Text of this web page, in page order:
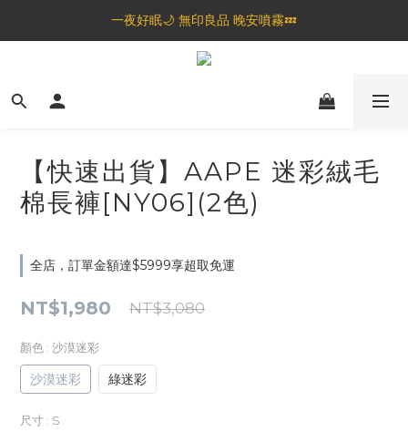
🦟蚊蟲都逃不過！可折疊伸縮電拍⚡️
一夜好眠🌙 無印良品 晚安噴霧💤
🦟蚊蟲都逃不過！可折疊伸縮電拍⚡️
【快速出貨】AAPE 迷彩絨毛
棉長褲[NY06](2色)
全店，訂單金額達$5999享超取免運
NT$1,980 NT$3,080
顏色 : 沙漠迷彩
沙漠迷彩 綠迷彩
尺寸 : S